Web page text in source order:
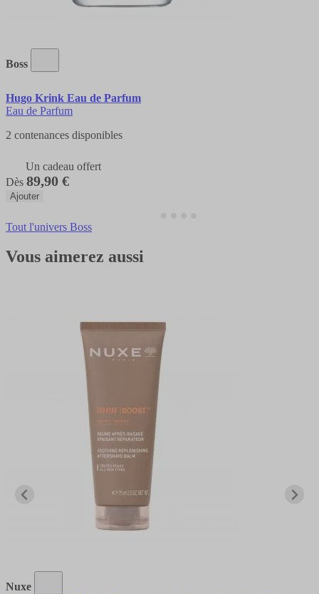
Boss
Hugo Krink Eau de Parfum
Eau de Parfum
2 contenances disponibles
Un cadeau offert
Dès 89,90 €
Ajouter
Tout l'univers Boss
Vous aimerez aussi
Nuxe